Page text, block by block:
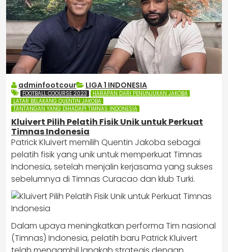
adminfootcour LIGA 1 INDONESIA
FOOTBALL COOURSE 2023
HARAPAN DARI PENUNJUKAN JAKOBA
LATAR BELAKANG QUENTIN JAKOBA
TANTANGAN YANG DIHADAPI TIMNAS INDONESIA
Kluivert Pilih Pelatih Fisik Unik untuk Perkuat
Timnas Indonesia
Patrick Kluivert memilih Quentin Jakoba sebagai
pelatih fisik yang unik untuk memperkuat Timnas
Indonesia, setelah menjalin kerjasama yang sukses
sebelumnya di Timnas Curacao dan klub Turki.
​Dalam upaya meningkatkan performa Tim nasional
(Timnas) Indonesia, pelatih baru Patrick Kluivert